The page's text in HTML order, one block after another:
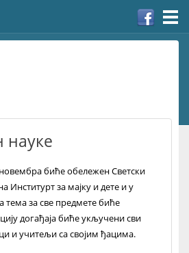
науке
биће обележен Светски
Институрт за мајку и дете и у
тема за све предмете биће
догађаја биће укључени сви
и учитељи са својим ђацима.